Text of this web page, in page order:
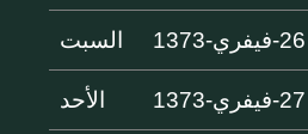
26-فيفري-1373 السبت
27-فيفري-1373 الأحد